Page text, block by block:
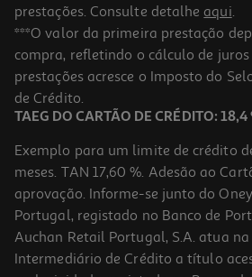
Livro O Diário De Um Banana 2 - Jeff Kinney
10.19 €/un
10,19 €
prestações. Consulte detalhe aqui.
***O valor da primeira prestação
compra, refletindo o cálculo de
prestações acresce o Imposto do
de Crédito.
TAEG DO CARTÃO DE CRÉDITO: 18,4
Exemplo para um limite de crédito
meses. TAN 17,60 %. Adesão ao
aprovação. Informe-se junto do
Portugal, registado no Banco de
Auchan Retail Portugal, S.A. atua
Intermediário de Crédito a título